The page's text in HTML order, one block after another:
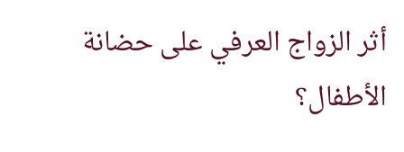
أثر الزواج العرفي على حضانة
الأطفال؟